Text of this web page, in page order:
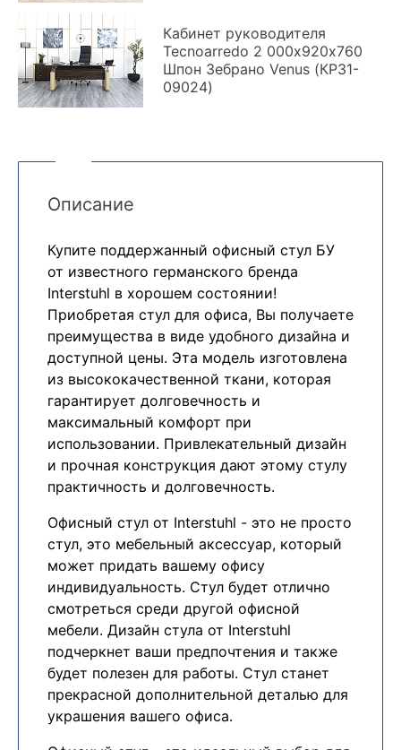
Кабинет руководителя
Tecnoarredo 2 000х920х760
Шпон Зебрано Venus (КРЗ1-
09024)
Описание
Купите поддержанный офисный стул БУ
от известного германского бренда
Interstuhl в хорошем состоянии!
Приобретая стул для офиса, Вы получаете
преимущества в виде удобного дизайна и
доступной цены. Эта модель изготовлена
из высококачественной ткани, которая
гарантирует долговечность и
максимальный комфорт при
использовании. Привлекательный дизайн
и прочная конструкция дают этому стулу
практичность и долговечность.
Офисный стул от Interstuhl - это не просто
стул, это мебельный аксессуар, который
может придать вашему офису
индивидуальность. Стул будет отлично
смотреться среди другой офисной
мебели. Дизайн стула от Interstuhl
подчеркнет ваши предпочтения и также
будет полезен для работы. Стул станет
прекрасной дополнительной деталью для
украшения вашего офиса.